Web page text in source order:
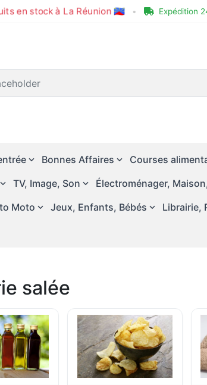
en stock à La Réunion 🇷🇪 • Expédition
Bonnes Affaires Courses
TV, Image, Son Électroménager,
Moto Jeux, Enfants, Bébés Librairie,
salée